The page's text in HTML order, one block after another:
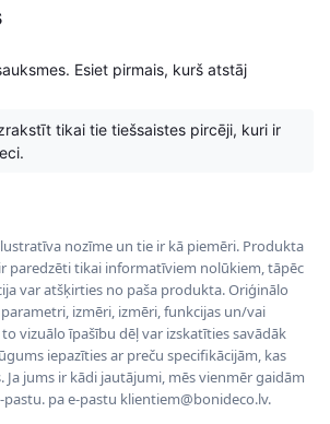
Esiet pirmais, kurš atstāj
tikai tie tiešsaistes pircēji, kuri ir
nozīme un tie ir kā piemēri. Produkta
paredzēti tikai informatīviem nolūkiem, tāpēc
var atšķirties no paša produkta. Oriģinālo
izmēri, izmēri, funkcijas un/vai
vizuālo īpašību dēļ var izskatīties savādāk
iepazīties ar preču specifikācijām, kas
Ja jums ir kādi jautājumi, mēs vienmēr gaidām
pa e-pastu klientiem@bonideco.lv.